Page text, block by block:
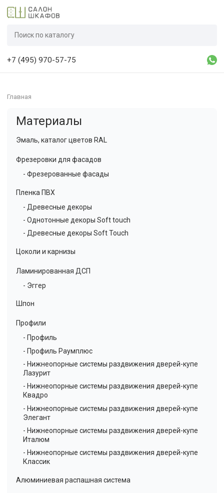
+7 (495) 970-57-75
Главная
Материалы
Эмаль, каталог цветов RAL
Фрезеровки для фасадов
- Фрезерованные фасады
Пленка ПВХ
- Древесные декоры
- Однотонные декоры Soft touch
- Древесные декоры Soft Touch
Цоколи и карнизы
Ламинированная ДСП
- Эггер
Шпон
Профили
- Профиль
- Профиль Раумплюс
- Нижнеопорные системы раздвижения дверей-купе
Лазурит
- Нижнеопорные системы раздвижения дверей-купе
Квадро
- Нижнеопорные системы раздвижения дверей-купе
Элегант
- Нижнеопорные системы раздвижения дверей-купе
Италюм
- Нижнеопорные системы раздвижения дверей-купе
Классик
Алюминиевая распашная система